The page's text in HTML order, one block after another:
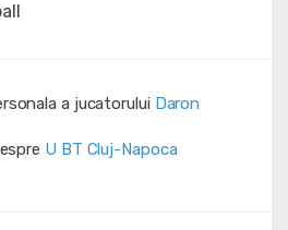
a jucatorului Daron
U BT Cluj-Napoca